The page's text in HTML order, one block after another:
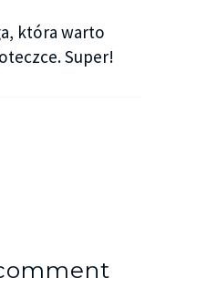
która warto
Super!